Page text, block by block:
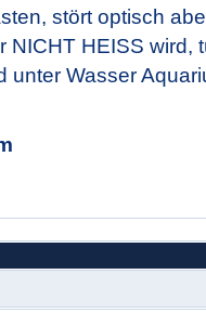
stört optisch
NICHT HEISS wird,
unter Wasser